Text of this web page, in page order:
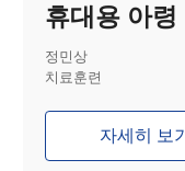
휴대용 아령
정민상
치료훈련
자세히 보기